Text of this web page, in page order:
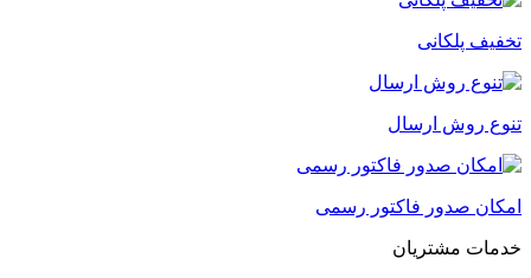
تخفیف پلکانی
تنوع روش ارسال
امکان صدور فاکتور رسمی
خدمات مشتریان